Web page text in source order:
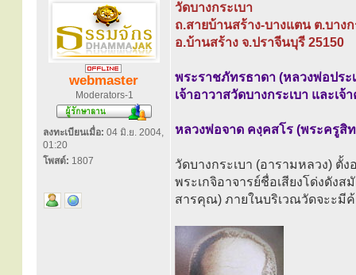
webmaster
Moderators-1
ลงทะเบียนเมื่อ: 04 มิ.ย. 2004,
01:20
โพสต์: 1807
วัดบางกระเบา
ถ.สายบ้านสร้าง-บางแตน ต.บางก
อ.บ้านสร้าง จ.ปราจีนบุรี 25150
พระราชภัทรธาดา (หลวงพ่อประ
เจ้าอาวาสวัดบางกระเบา และเ
หลวงพ่อจาด คงฺคสโร (พระครูสิ
วัดบางกระเบา (อารามหลวง) ตั้
พระเกจิอาจารย์ชื่อเสียงโด่งดัง
สารคุณ) ภายในบริเวณวัดจะะมี